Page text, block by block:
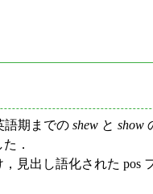
語期までの shew と show
．
見出し語化された pos